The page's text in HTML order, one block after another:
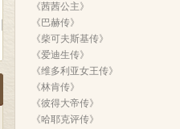
《茜茜公主》
《巴赫传》
《柴可夫斯基传》
《爱迪生传》
《维多利亚女王传》
《林肯传》
《彼得大帝传》
《哈耶克评传》